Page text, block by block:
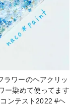
ラワーのヘアクリッ
ー染めて使ってます